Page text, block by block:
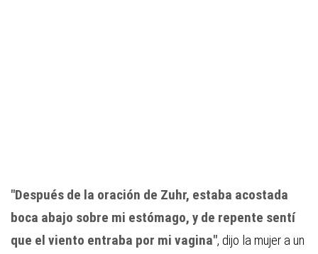
"Después de la oración de Zuhr, estaba acostada
boca abajo sobre mi estómago, y de repente sentí
que el viento entraba por mi vagina", dijo la mujer a un